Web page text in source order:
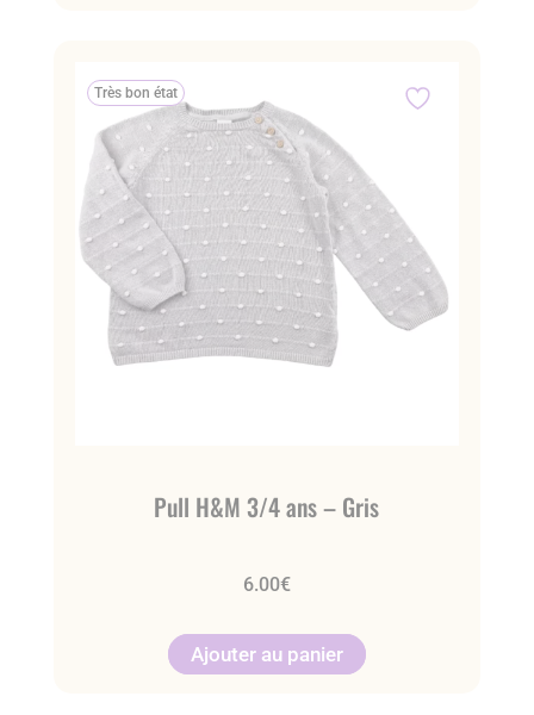
Très bon état
Pull H&M 3/4 ans – Gris
6.00€
Ajouter au panier